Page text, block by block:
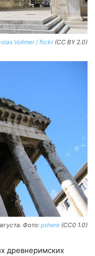
Vollmer / flickr(CC BY 2.0)
Фото:pxhere (CC0 1.0)
древнеримских